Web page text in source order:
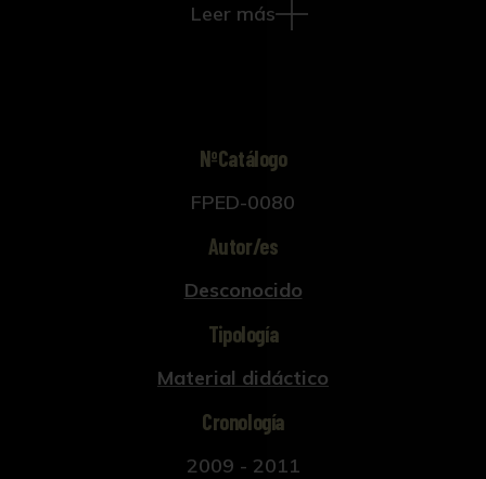
representaciones bidimensionales.
Leer más
NºCatálogo
FPED-0080
Autor/es
Desconocido
Tipología
Material didáctico
Cronología
2009 - 2011